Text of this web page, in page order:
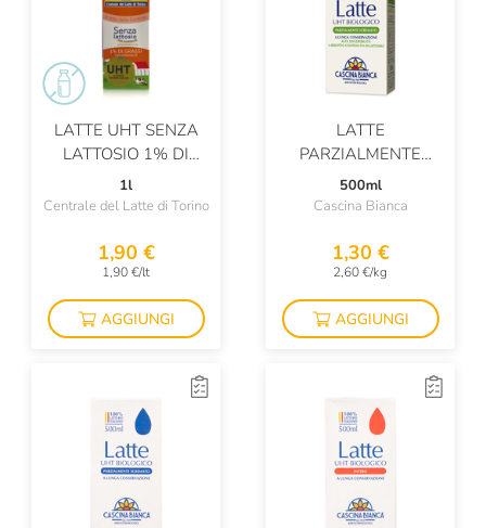
LATTE UHT SENZA
LATTOSIO 1% DI
GRASSI CON
VITAMINA D
1l
Centrale del Latte di Torino
1,90 €
1,90 €/lt
AGGIUNGI
LATTE
PARZIALMENTE
SCREMATO ALTA
DIGERIBILITÀ UHT
500ml
Cascina Bianca
1,30 €
2,60 €/kg
AGGIUNGI